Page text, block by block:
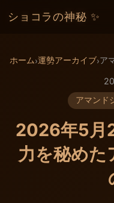
ショコラの神秘 ✨
ホーム›運勢アーカイブ›ア
アマンド
2026年5月
力を秘めた